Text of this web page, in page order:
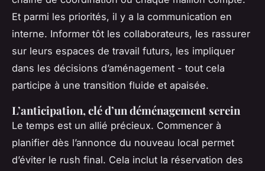
Et parmi les priorités, il y a la communication en
interne. Informer tôt les collaborateurs, les rassurer
sur leurs espaces de travail futurs, les impliquer
dans les décisions d’aménagement - tout cela
participe à une transition fluide et apaisée.
L’anticipation, clé d’un déménagement serein
Le temps est un allié précieux. Commencer à
planifier dès l’annonce du nouveau local permet
d’éviter le rush final. Cela inclut la réservation des